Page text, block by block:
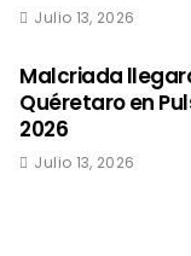
Julio 13, 2026
Malcriada
Quéretaro en
2026
Julio 13, 2026